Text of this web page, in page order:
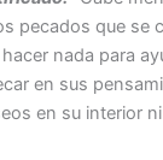
pecados que se
nada para
en sus
en su interior